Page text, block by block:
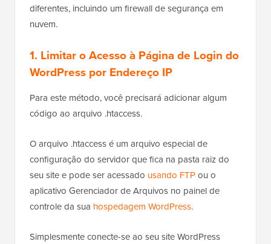
diferentes, incluindo um firewall de segurança em
nuvem.
1. Limitar o Acesso à Página de Login do
WordPress por Endereço IP
Para este método, você precisará adicionar algum
código ao arquivo .htaccess.
O arquivo .htaccess é um arquivo especial de
configuração do servidor que fica na pasta raiz do
seu site e pode ser acessado usando FTPou o
aplicativo Gerenciador de Arquivos no painel de
controle da sua hospedagem WordPress.
Simplesmente conecte-se ao seu site WordPress